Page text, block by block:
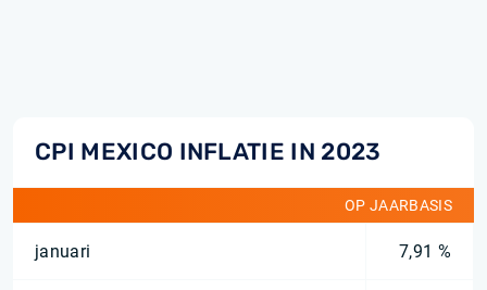
CPI MEXICO INFLATIE IN 2023
OP JAARBASIS
januari 7,91 %